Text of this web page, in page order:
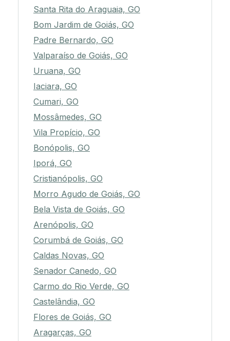
Santa Rita do Araguaia, GO
Bom Jardim de Goiás, GO
Padre Bernardo, GO
Valparaíso de Goiás, GO
Uruana, GO
Iaciara, GO
Cumari, GO
Mossâmedes, GO
Vila Propício, GO
Bonópolis, GO
Iporá, GO
Cristianópolis, GO
Morro Agudo de Goiás, GO
Bela Vista de Goiás, GO
Arenópolis, GO
Corumbá de Goiás, GO
Caldas Novas, GO
Senador Canedo, GO
Carmo do Rio Verde, GO
Castelândia, GO
Flores de Goiás, GO
Aragarças, GO